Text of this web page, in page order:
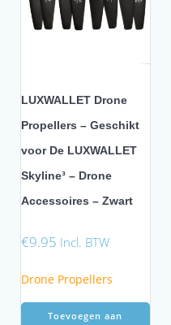
LUXWALLET Drone
Propellers – Geschikt
voor De LUXWALLET
Skyline³ – Drone
Accessoires – Zwart
€9.95 Incl. BTW
Drone Propellers
Toevoegen aan